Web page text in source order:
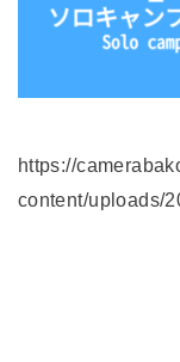
https://
content/uploads/